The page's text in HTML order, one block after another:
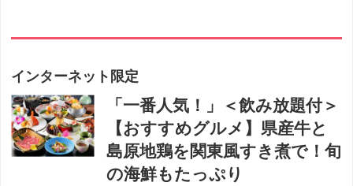
インターネット限定
「一番人気！」＜飲み放題付＞
【おすすめグルメ】県産牛と
島原地鶏を関東風すき煮で！旬
の海鮮もたっぷり